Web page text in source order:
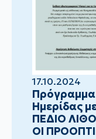
17.10.2024
Ημερίδας
ΠΕΔΙΟ
ΟΙ